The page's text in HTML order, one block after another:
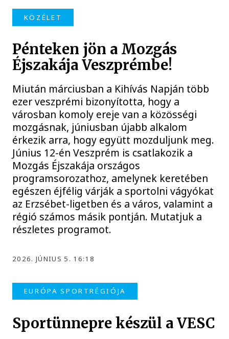
KÖZÉLET
Pénteken jön a Mozgás
Éjszakája Veszprémbe!
Miután márciusban a Kihívás Napján több
ezer veszprémi bizonyította, hogy a
városban komoly ereje van a közösségi
mozgásnak, júniusban újabb alkalom
érkezik arra, hogy együtt mozduljunk meg.
Június 12-én Veszprém is csatlakozik a
Mozgás Éjszakája országos
programsorozathoz, amelynek keretében
egészen éjfélig várják a sportolni vágyókat
az Erzsébet-ligetben és a város, valamint a
régió számos másik pontján. Mutatjuk a
részletes programot.
2026. JÚNIUS 5. 16:18
EURÓPA SPORTRÉGIÓJA
Sportünnepre készül a VESC